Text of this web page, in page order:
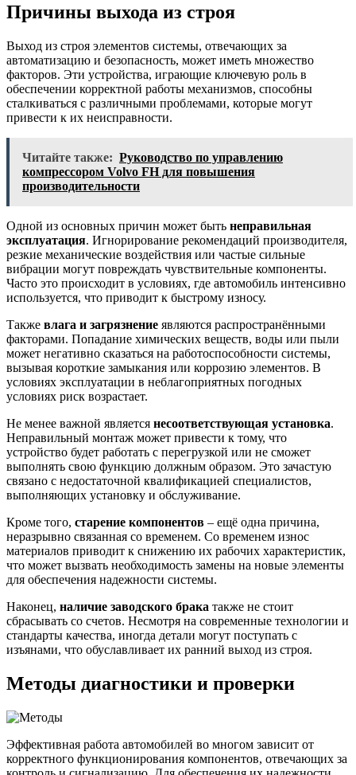
Причины выхода из строя
Выход из строя элементов системы, отвечающих за
автоматизацию и безопасность, может иметь множество
факторов. Эти устройства, играющие ключевую роль в
обеспечении корректной работы механизмов, способны
сталкиваться с различными проблемами, которые могут
привести к их неисправности.
Читайте также: Руководство по управлению
компрессором Volvo FH для повышения
производительности
Одной из основных причин может быть неправильная
эксплуатация. Игнорирование рекомендаций производителя,
резкие механические воздействия или частые сильные
вибрации могут повреждать чувствительные компоненты.
Часто это происходит в условиях, где автомобиль интенсивно
используется, что приводит к быстрому износу.
Также влага и загрязнение являются распространёнными
факторами. Попадание химических веществ, воды или пыли
может негативно сказаться на работоспособности системы,
вызывая короткие замыкания или коррозию элементов. В
условиях эксплуатации в неблагоприятных погодных
условиях риск возрастает.
Не менее важной является несоответствующая установка.
Неправильный монтаж может привести к тому, что
устройство будет работать с перегрузкой или не сможет
выполнять свою функцию должным образом. Это зачастую
связано с недостаточной квалификацией специалистов,
выполняющих установку и обслуживание.
Кроме того, старение компонентов – ещё одна причина,
неразрывно связанная со временем. Со временем износ
материалов приводит к снижению их рабочих характеристик,
что может вызвать необходимость замены на новые элементы
для обеспечения надежности системы.
Наконец, наличие заводского брака также не стоит
сбрасывать со счетов. Несмотря на современные технологии и
стандарты качества, иногда детали могут поступать с
изъянами, что обуславливает их ранний выход из строя.
Методы диагностики и проверки
Эффективная работа автомобилей во многом зависит от
корректного функционирования компонентов, отвечающих за